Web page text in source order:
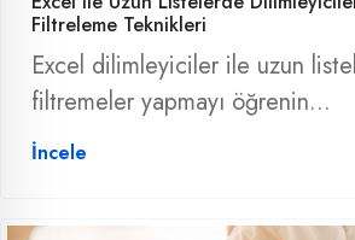
Filtreleme Teknikleri
Excel dilimleyiciler ile uzun
filtremeler yapmayı öğrenin...
İncele